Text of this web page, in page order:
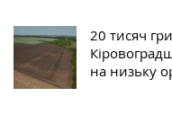
20 тисяч
на низьку